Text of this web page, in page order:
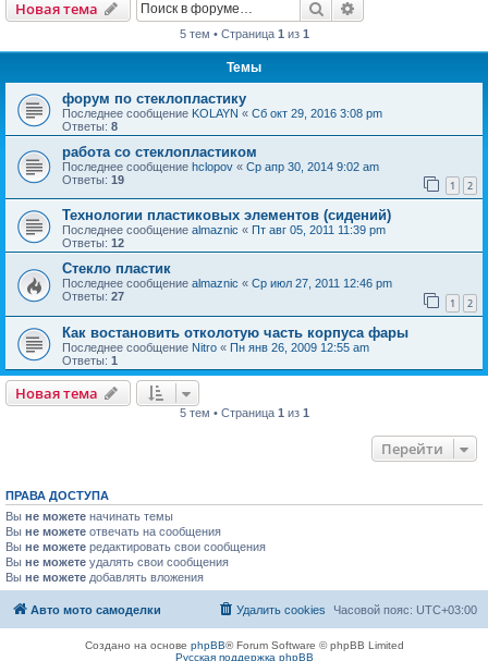
Новая тема Поиск
5 тем • Страница 1 из 1
Темы
форум по стеклопластику
Последнее сообщение KOLAYN « Сб окт 29, 2016 3:08 pm
Ответы: 8
работа со стеклопластиком
Последнее сообщение hclopov « Ср апр 30, 2014 9:02 am
Ответы: 19 1 2
Технологии пластиковых элементов (сидений)
Последнее сообщение almaznic « Пт авг 05, 2011 11:39 pm
Ответы: 12
Стекло пластик
Последнее сообщение almaznic « Ср июл 27, 2011 12:46 pm
Ответы: 27 1 2
Как востановить отколотую часть корпуса фары
Последнее сообщение Nitro « Пн янв 26, 2009 12:55 am
Ответы: 1
Новая тема
5 тем • Страница 1 из 1
Перейти
ПРАВА ДОСТУПА
Вы не можете начинать темы
Вы не можете отвечать на сообщения
Вы не можете редактировать свои сообщения
Вы не можете удалять свои сообщения
Вы не можете добавлять вложения
Авто мото самоделки Часовой пояс: UTC+03:00
Удалить cookies
Создано на основе phpBB® Forum Software © phpBB Limited
Русская поддержка phpBB